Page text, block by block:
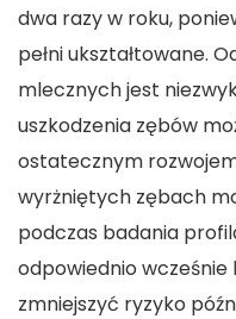
dwa razy w roku,
pełni ukształtowane.
mlecznych jest
uszkodzenia zębów
ostatecznym
wyrżniętych zębach
podczas badania
odpowiednio
zmniejszyć ryzyko